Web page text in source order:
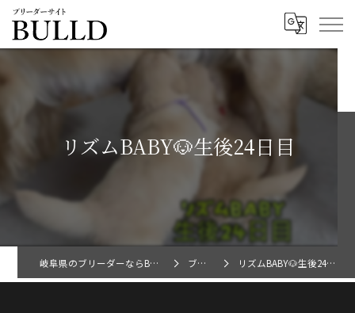
リズムBABY🐶生後24日目
岐阜県のブリーダーならBULLD ブログ リズムBABY🐶生後24日目